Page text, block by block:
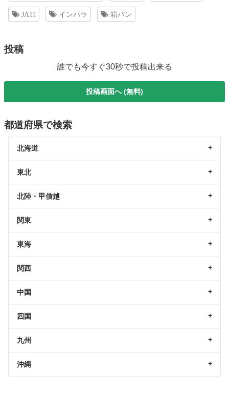
JA11 インパラ 箱バン
投稿
誰でも今すぐ30秒で投稿出来る
投稿画面へ (無料)
都道府県で検索
北海道
東北
北陸・甲信越
関東
東海
関西
中国
四国
九州
沖縄